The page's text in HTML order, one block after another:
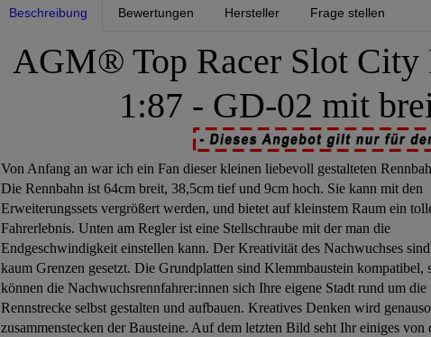
Beschreibung Bewertungen Hersteller Frage stellen
AGM® Top Racer Slot City
1:87 - GD-02 mit
Von Anfang an war ich ein Fan dieser kleinen liebevoll gestalteten
Die Rennbahn ist 64cm breit, 38,5cm tief und 9cm hoch. Sie kann mit den
Erweiterungssets vergrößert werden, und bietet auf kleinstem Raum ein
Fahrerlebnis. Unten am Regler ist eine Stellschraube mit der man die
Endgeschwindigkeit einstellen kann. Der Kreativität des Nachwuchses sind
kaum Grenzen gesetzt. Die Grundplatten sind Klemmbaustein kompatibel,
können die Nachwuchsrennfahrer:innen sich Ihre eigene Stadt rund um die
Rennstrecke selbst gestalten und aufbauen. Kreatives Denken wird
zusammenstecken der Bausteine. Auf dem letzten Bild seht Ihr einiges